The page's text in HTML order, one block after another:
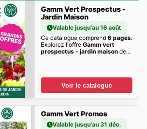
Gamm Vert Prospectus -
Jardin Maison
Valable jusqu'au 16 août
Ce catalogue comprend 6 pages.
Explorez l'offre Gamm vert
prospectus - jardin maisonde
Voir le catalogue
Gamm Vert Promos
Valable jusqu'au 31 déc.